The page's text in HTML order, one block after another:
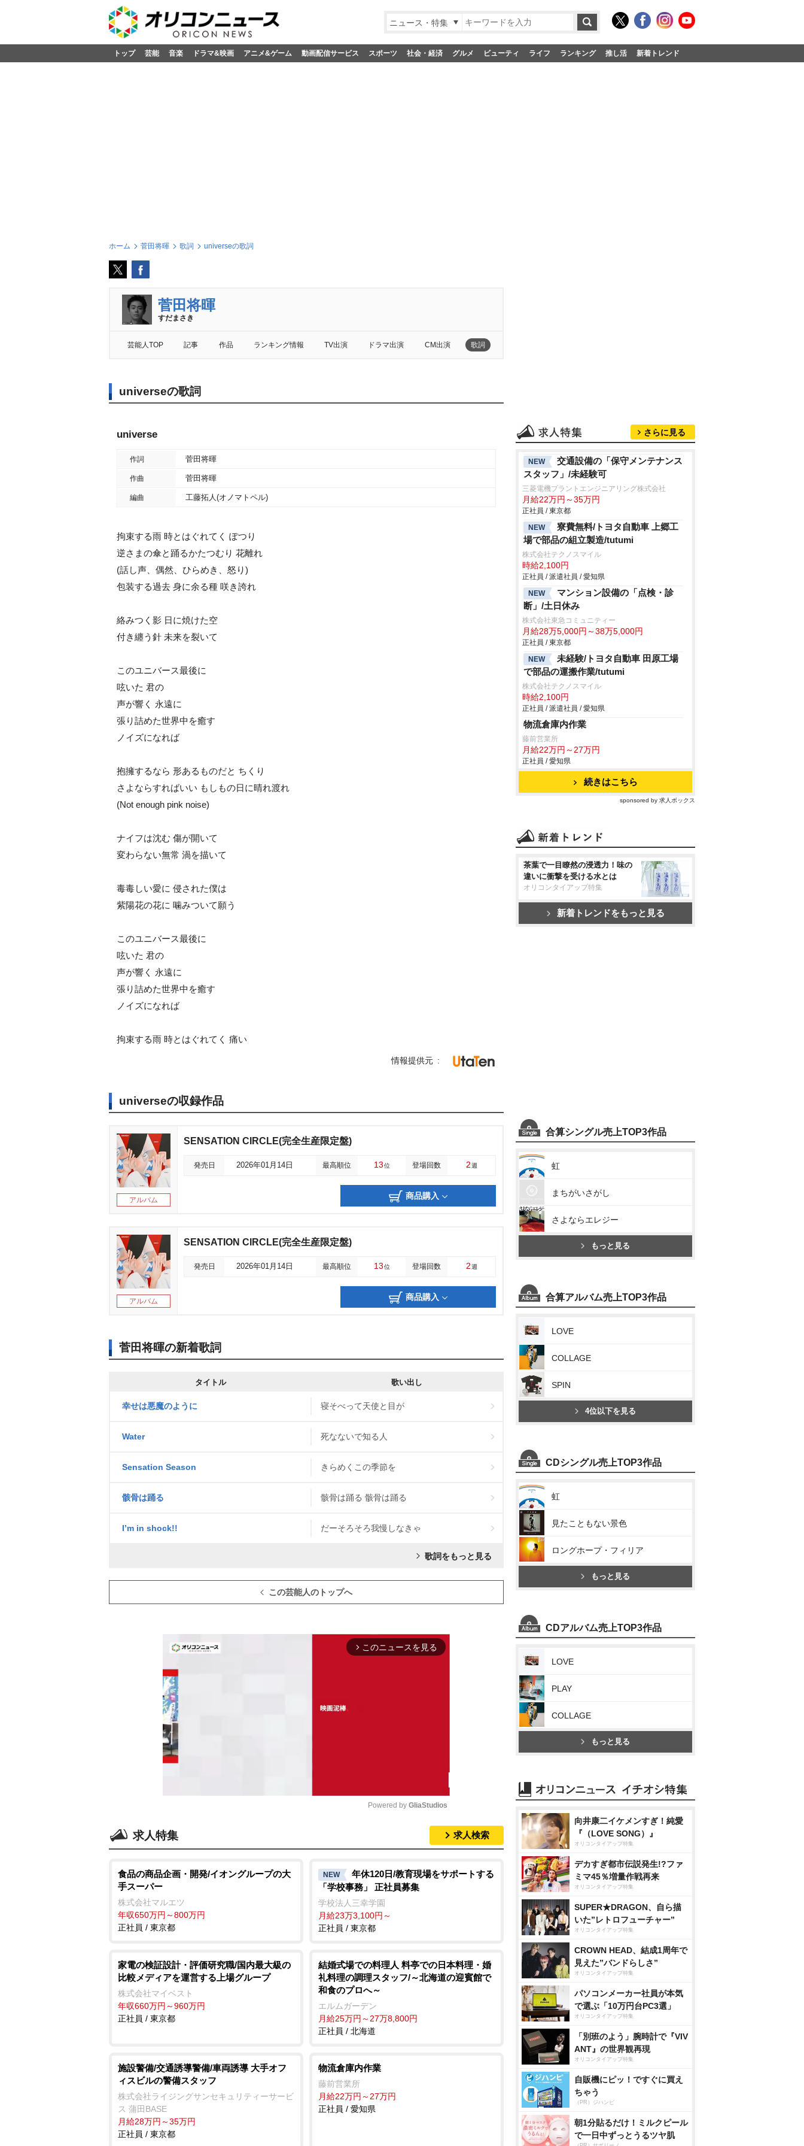
ニュース・特集
トップ 芸能 音楽 ドラマ&映画 アニメ&ゲーム 動画配信サービス スポーツ 社会・経済 グルメ ビューティ ライフ ランキング 推し活 新着トレンド
ホーム 菅田将暉 歌詞 universeの歌詞
菅田将暉
すだまさき
芸能人TOP 記事 作品 ランキング情報 TV出演 ドラマ出演 CM出演 歌詞
universeの歌詞
universe
作詞 菅田将暉
作曲 菅田将暉
編曲 工藤拓人(オノマトペル)
拘束する雨 時とはぐれてく ぽつり
逆さまの傘と踊るかたつむり 花離れ
(話し声、偶然、ひらめき、怒り)
包装する過去 身に余る種 咲き誇れ
絡みつく影 日に焼けた空
付き纏う針 未来を裂いて
このユニバース最後に
呟いた 君の
声が響く 永遠に
張り詰めた世界中を癒す
ノイズになれば
抱擁するなら 形あるものだと ちくり
さよならすればいい もしもの日に晴れ渡れ
(Not enough pink noise)
ナイフは沈む 傷が開いて
変わらない無常 渦を描いて
毒毒しい愛に 侵された僕は
紫陽花の花に 噛みついて願う
このユニバース最後に
呟いた 君の
声が響く 永遠に
張り詰めた世界中を癒す
ノイズになれば
拘束する雨 時とはぐれてく 痛い
情報提供元
universeの収録作品
アルバム
SENSATION CIRCLE(完全生産限定盤)
発売日 2026年01月14日 最高順位 13位 登場回数 2週
商品購入
アルバム
SENSATION CIRCLE(完全生産限定盤)
発売日 2026年01月14日 最高順位 13位 登場回数 2週
商品購入
菅田将暉の新着歌詞
タイトル 歌い出し
幸せは悪魔のように 寝そべって天使と目が
Water 死なないで知る人
Sensation Season きらめくこの季節を
骸骨は踊る 骸骨は踊る 骸骨は踊る
I’m in shock!! だーそろそろ我慢しなきゃ
歌詞をもっと見る
この芸能人のトップへ
arrow_forward_ios このニュースを見る
t
e
Powered by GliaStudios
求人特集 求人検索
食品の商品企画・開発/イオングループの大
手スーパー
株式会社マルエツ
年収650万円～800万円
正社員 / 東京都
NEW
年休120日/教育現場をサポートする
「学校事務」 正社員募集
学校法人三幸学園
月給23万3,100円～
正社員 / 東京都
家電の検証設計・評価研究職/国内最大級の
比較メディアを運営する上場グループ
株式会社マイベスト
年収660万円～960万円
正社員 / 東京都
結婚式場での料理人 料亭での日本料理・婚
礼料理の調理スタッフ/～北海道の迎賓館で
和食のプロへ～
エルムガーデン
月給25万円～27万8,800円
正社員 / 北海道
施設警備/交通誘導警備/車両誘導 大手オフ
ィスビルの警備スタッフ
株式会社ライジングサンセキュリティーサービ
ス 蒲田BASE
月給28万円～35万円
正社員 / 東京都
物流倉庫内作業
藤前営業所
月給22万円～27万円
正社員 / 愛知県
さらに見る
NEW
交通設備の「保守メンテナンス
スタッフ」/未経験可
三菱電機プラントエンジニアリング株式会社
月給22万円～35万円
正社員 / 東京都
NEW
寮費無料/トヨタ自動車 上郷工
場で部品の組立製造/tutumi
株式会社テクノスマイル
時給2,100円
正社員 / 派遣社員 / 愛知県
NEW
マンション設備の「点検・診
断」/土日休み
株式会社東急コミュニティー
月給28万5,000円～38万5,000円
正社員 / 東京都
NEW
未経験/トヨタ自動車 田原工場
で部品の運搬作業/tutumi
株式会社テクノスマイル
時給2,100円
正社員 / 派遣社員 / 愛知県
物流倉庫内作業
藤前営業所
月給22万円～27万円
正社員 / 愛知県
続きはこちら
sponsored by 求人ボックス
茶葉で一目瞭然の浸透力！味の
違いに衝撃を受ける水とは
オリコンタイアップ特集
新着トレンドをもっと見る
合算シングル売上TOP3作品
虹
まちがいさがし
さよならエレジー
もっと見る
合算アルバム売上TOP3作品
LOVE
COLLAGE
SPIN
4位以下を見る
CDシングル売上TOP3作品
虹
見たこともない景色
ロングホープ・フィリア
もっと見る
CDアルバム売上TOP3作品
LOVE
PLAY
COLLAGE
もっと見る
向井康二イケメンすぎ！純愛
『（LOVE SONG）』
オリコンタイアップ特集
デカすぎ都市伝説発生!?ファ
ミマ45％増量作戦再来
オリコンタイアップ特集
SUPER★DRAGON、自ら描
いた”レトロフューチャー”
オリコンタイアップ特集
CROWN HEAD、結成1周年で
見えた”バンドらしさ”
オリコンタイアップ特集
パソコンメーカー社員が本気
で選ぶ「10万円台PC3選」
オリコンタイアップ特集
「別班のよう」腕時計で『VIV
ANT』の世界観再現
オリコンタイアップ特集
自販機にピッ！ですぐに買え
ちゃう
（PR）ジハンピ
朝1分貼るだけ！ミルクピール
で一日中ずっとうるツヤ肌